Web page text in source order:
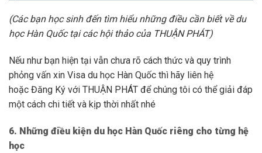
(Các bạn học sinh đến tìm hiểu những điều cần biết về du
học Hàn Quốc tại các hội thảo của THUẬN PHÁT)
Nếu như bạn hiện tại vẫn chưa rõ cách thức và quy trình
phỏng vấn xin Visa du học Hàn Quốc thì hãy liên hệ
hoặc Đăng Ký với THUẬN PHÁT để chúng tôi có thể giải đáp
một cách chi tiết và kịp thời nhất nhé
6. Những điều kiện du học Hàn Quốc riêng cho từng hệ
học